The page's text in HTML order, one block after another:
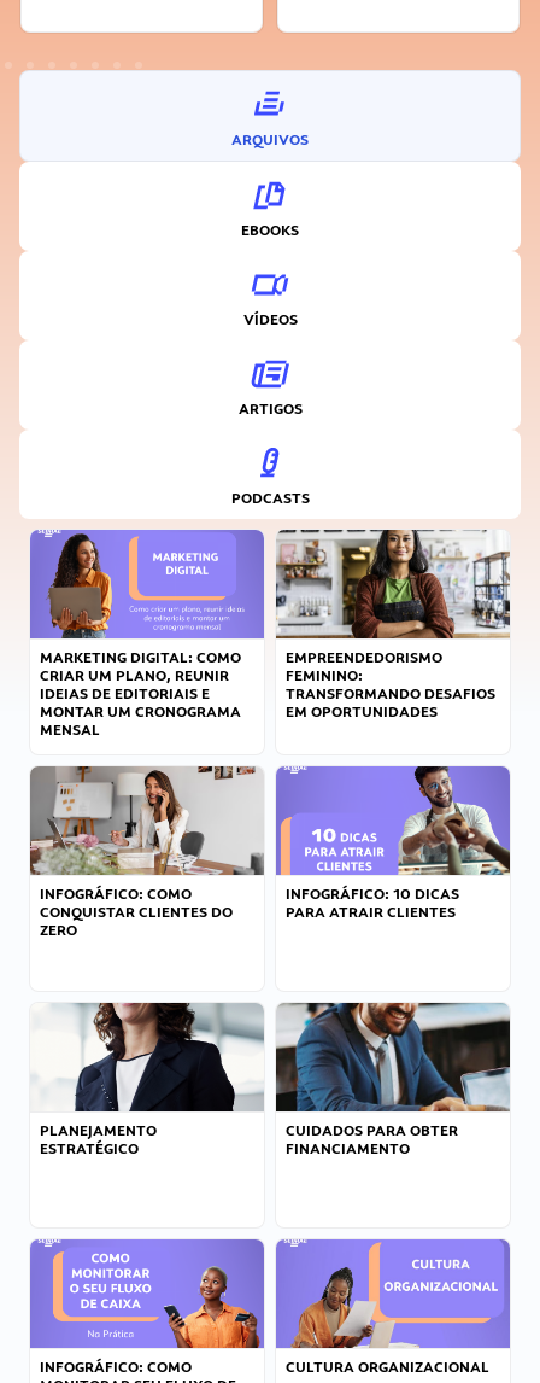
ARQUIVOS
EBOOKS
VÍDEOS
ARTIGOS
PODCASTS
MARKETING DIGITAL: COMO
CRIAR UM PLANO, REUNIR
IDEIAS DE EDITORIAIS E
MONTAR UM CRONOGRAMA
MENSAL
EMPREENDEDORISMO
FEMININO:
TRANSFORMANDO DESAFIOS
EM OPORTUNIDADES
INFOGRÁFICO: COMO
CONQUISTAR CLIENTES DO
ZERO
INFOGRÁFICO: 10 DICAS
PARA ATRAIR CLIENTES
PLANEJAMENTO
ESTRATÉGICO
CUIDADOS PARA OBTER
FINANCIAMENTO
INFOGRÁFICO: COMO
CULTURA ORGANIZACIONAL